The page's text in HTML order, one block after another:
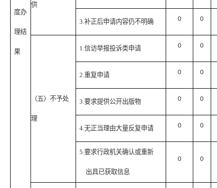
度办
理结
果
供
3.补正后申请内容仍不明确 0 0
（五）不予处
理
1.信访举报投诉类申请 0 0
2.重复申请 0 0
3.要求提供公开出版物 0 0
4.无正当理由大量反复申请 0 0
5.要求行政机关确认或重新
出具已获取信息
0 0